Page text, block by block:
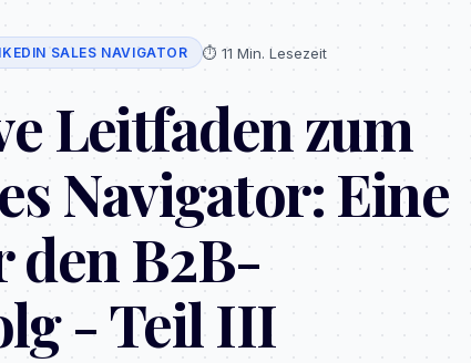
SALES NAVIGATOR ⏱️ 11 Min. Lesezeit
Leitfaden zum
Navigator: Eine
B2B-
- Teil III